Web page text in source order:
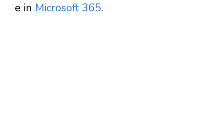
e in Microsoft 365.